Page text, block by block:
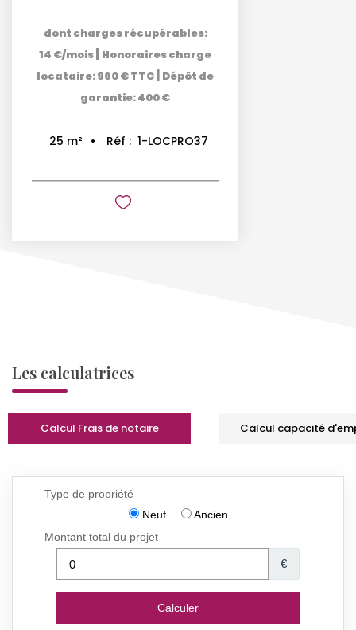
dont charges récupérables:
14 €/mois| Honoraires charge
locataire: 960 € TTC| Dépôt de
garantie: 400 €
25 m² Réf : 1-LOCPRO37
Les calculatrices
Calcul Frais de notaire Calcul capacité